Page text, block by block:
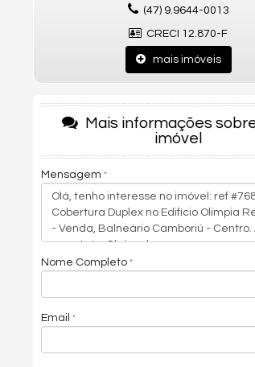
(47) 9.9644-0013
CRECI 12.870-F
mais imóveis
Mais informações
imóvel
Mensagem
Nome Completo
Email